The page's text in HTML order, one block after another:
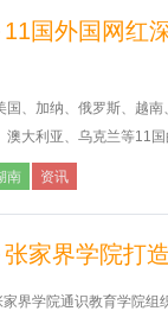
11国外国网红
国、加纳、俄罗斯、越
澳大利亚、乌克兰等11
南 资讯
张家界学院打
界学院通识教育学院组